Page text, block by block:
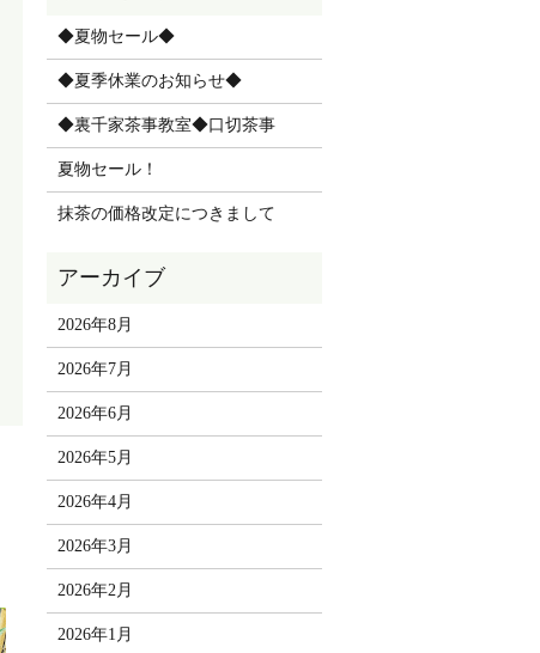
◆夏物セール◆
◆夏季休業のお知らせ◆
◆裏千家茶事教室◆口切茶事
夏物セール！
抹茶の価格改定につきまして
2026年8月
2026年7月
2026年6月
2026年5月
2026年4月
2026年3月
2026年2月
2026年1月